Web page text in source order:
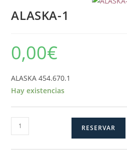
ALASKA-1
0,00€
ALASKA 454.670.1
Hay existencias
ALASKA-
1
cantidad
RESERVAR